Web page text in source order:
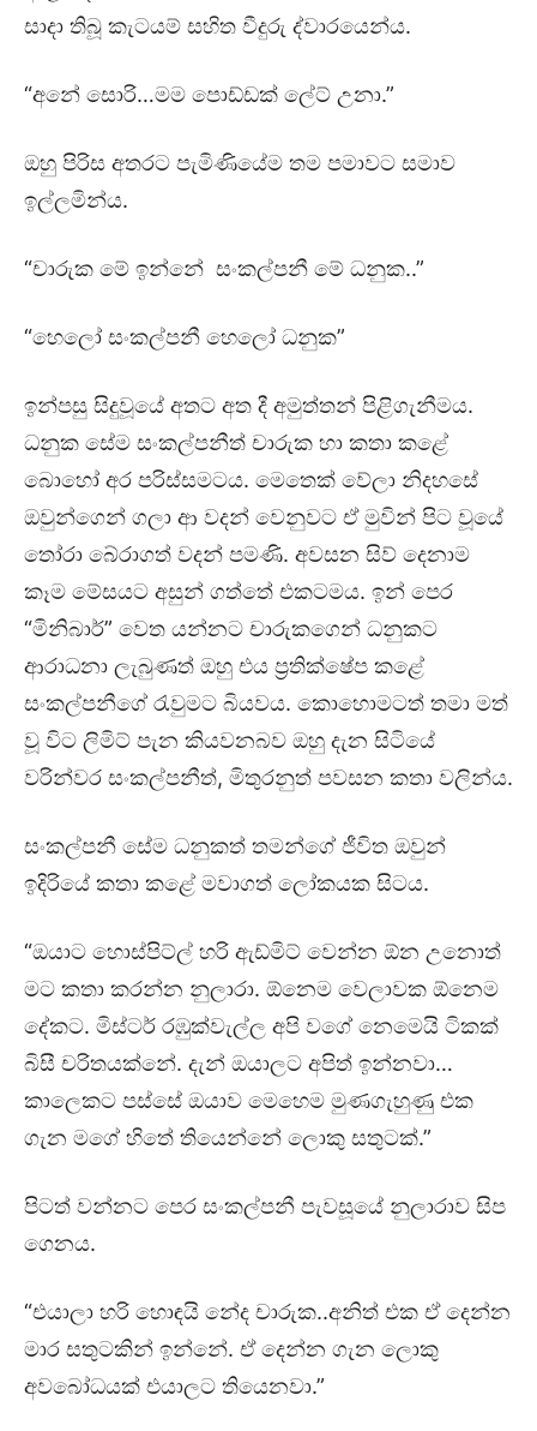
සාදා තිබූ කැටයම් සහිත වීදුරු ද්වාරයෙන්ය.
“අනේ සොරි…මම පොඩ්ඩක් ලේට් උනා.”
ඔහු පිරිස අතරට පැමිණියේම තම පමාවට සමාව
ඉල්ලමින්ය.
“චාරුක මේ ඉන්නේ සංකල්පනී මේ ධනුක..”
“හෙලෝ සංකල්පනී හෙලෝ ධනුක”
ඉන්පසු සිදුවූයේ අතට අත දී අමුත්තන් පිළිගැනීමය.
ධනුක සේම සංකල්පනීත් චාරුක හා කතා කළේ
බොහෝ අර පරිස්සමටය. මෙතෙක් වේලා නිදහසේ
ඔවුන්ගෙන් ගලා ආ වදන් වෙනුවට ඒ මුවින් පිට වූයේ
තෝරා බේරාගත් වදන් පමණි. අවසන සිව් දෙනාම
කෑම මේසයට අසුන් ගත්තේ එකටමය. ඉන් පෙර
“මිනිබාර්” වෙත යන්නට චාරුකගෙන් ධනුකට
ආරාධනා ලැබුණත් ඔහු එය ප්‍රතික්ෂේප කළේ
සංකල්පනීගේ රැවුමට බියවය. කොහොමටත් තමා මත්
වූ විට ලිමිට් පැන කියවනබව ඔහු දැන සිටියේ
වරින්වර සංකල්පනීත්, මිතුරනුත් පවසන කතා වලින්ය.
සංකල්පනී සේම ධනුකත් තමන්ගේ ජීවිත ඔවුන්
ඉදිරියේ කතා කළේ මවාගත් ලෝකයක සිටය.
“ඔයාට හොස්පිට්ල් හරි ඇඩ්මිට් වෙන්න ඕන උනොත්
මට කතා කරන්න නුලාරා. ඕනෙම වෙලාවක ඕනෙම
දේකට. මිස්ටර් රඹුක්වැල්ල අපි වගේ නෙමෙයි ටිකක්
බිසී චරිතයක්නේ. දැන් ඔයාලට අපිත් ඉන්නවා…
කාලෙකට පස්සේ ඔයාව මෙහෙම මුණගැහුණු එක
ගැන මගේ හිතේ තියෙන්නේ ලොකු සතුටක්.”
පිටත් වන්නට පෙර සංකල්පනී පැවසූයේ නුලාරාව සිප
ගෙනය.
“එයාලා හරි හොඳයි නේද චාරුක..අනිත් එක ඒ දෙන්න
මාර සතුටකින් ඉන්නේ. ඒ දෙන්න ගැන ලොකු
අවබෝධයක් එයාලට තියෙනවා.”